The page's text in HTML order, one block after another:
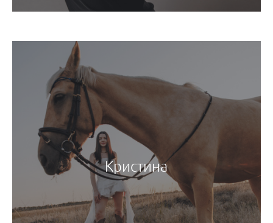
Кристина